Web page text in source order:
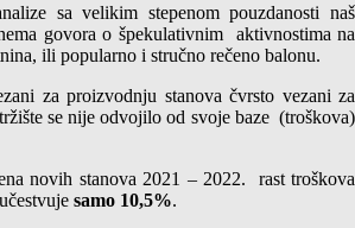
sa velikim stepenom pouzdanosti naš
govora o špekulativnim aktivnostima na
ili popularno i stručno rečeno balonu.
za proizvodnju stanova čvrsto vezani za
se nije odvojilo od svoje baze (troškova)
novih stanova 2021 – 2022. rast troškova
samo 10,5%.